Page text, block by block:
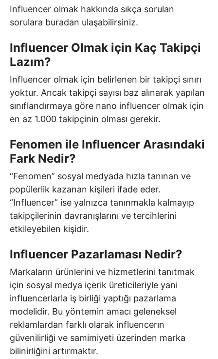
Influencer olmak hakkında sıkça sorulan
sorulara buradan ulaşabilirsiniz.
Influencer Olmak için Kaç Takipçi
Lazım?
Influencer olmak için belirlenen bir takipçi sınırı
yoktur. Ancak takipçi sayısı baz alınarak yapılan
sınıflandırmaya göre nano influencer olmak için
en az 1.000 takipçinin olması gerekir.
Fenomen ile Influencer Arasındaki
Fark Nedir?
“Fenomen” sosyal medyada hızla tanınan ve
popülerlik kazanan kişileri ifade eder.
“Influencer” ise yalnızca tanınmakla kalmayıp
takipçilerinin davranışlarını ve tercihlerini
etkileyebilen kişidir.
Influencer Pazarlaması Nedir?
Markaların ürünlerini ve hizmetlerini tanıtmak
için sosyal medya içerik üreticileriyle yani
influencerlarla iş birliği yaptığı pazarlama
modelidir. Bu yöntemin amacı geleneksel
reklamlardan farklı olarak influencerın
güvenilirliği ve samimiyeti üzerinden marka
bilinirliğini artırmaktır.